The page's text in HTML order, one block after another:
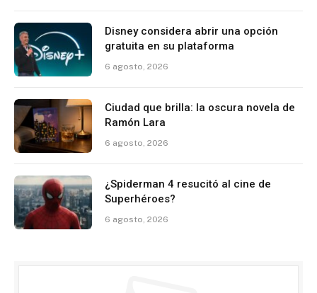
Disney considera abrir una opción
gratuita en su plataforma
6 agosto, 2026
Ciudad que brilla: la oscura novela de
Ramón Lara
6 agosto, 2026
¿Spiderman 4 resucitó al cine de
Superhéroes?
6 agosto, 2026